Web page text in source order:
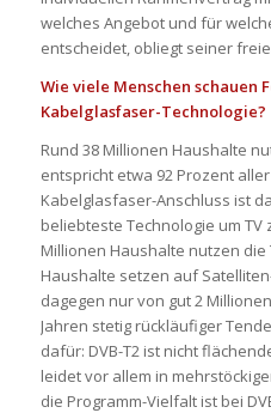
welches Angebot und für
entscheidet, obliegt seiner
Wie viele Menschen schauen
Kabelglasfaser-Technologie?
Rund 38 Millionen Haushalte
entspricht etwa 92 Prozent
Kabelglasfaser-Anschluss ist
beliebteste Technologie um TV
Millionen Haushalte nutzen die
Haushalte setzen auf
dagegen nurvon gut2
Jahren stetig rückläufiger
dafür: DVB-T2 ist nicht
leidet vor allem in
die Programm-Vielfalt ist bei